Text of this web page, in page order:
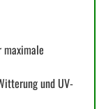
maximale
und UV-